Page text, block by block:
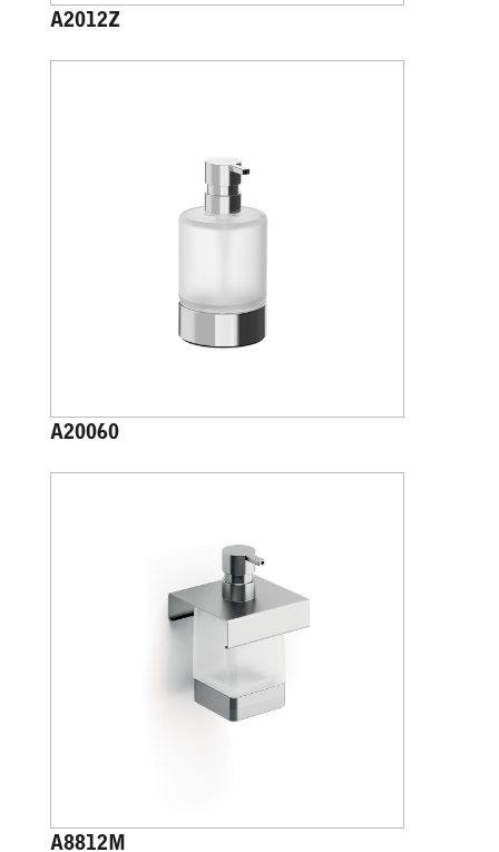
A2012Z
A20060
A8812M